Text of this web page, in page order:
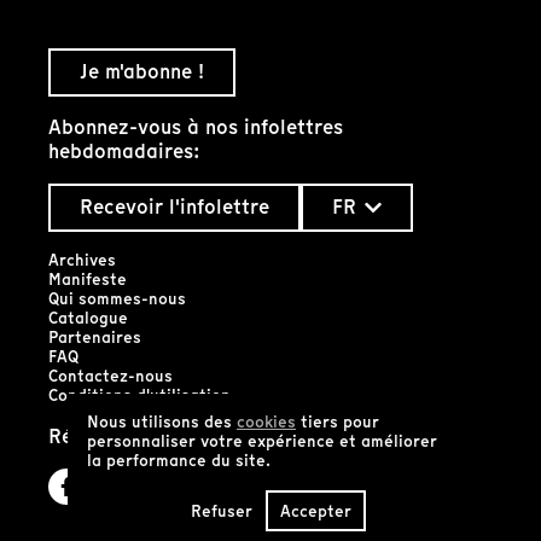
Nous utilisons des cookies tiers pour
personnaliser votre expérience et améliorer
la performance du site.
Refuser Accepter
Je m'abonne !
Abonnez-vous à nos infolettres
hebdomadaires:
Recevoir l'infolettre
FR
Archives
Manifeste
Qui sommes-nous
Catalogue
Partenaires
FAQ
Contactez-nous
Conditions d'utilisation
Réseaux sociaux